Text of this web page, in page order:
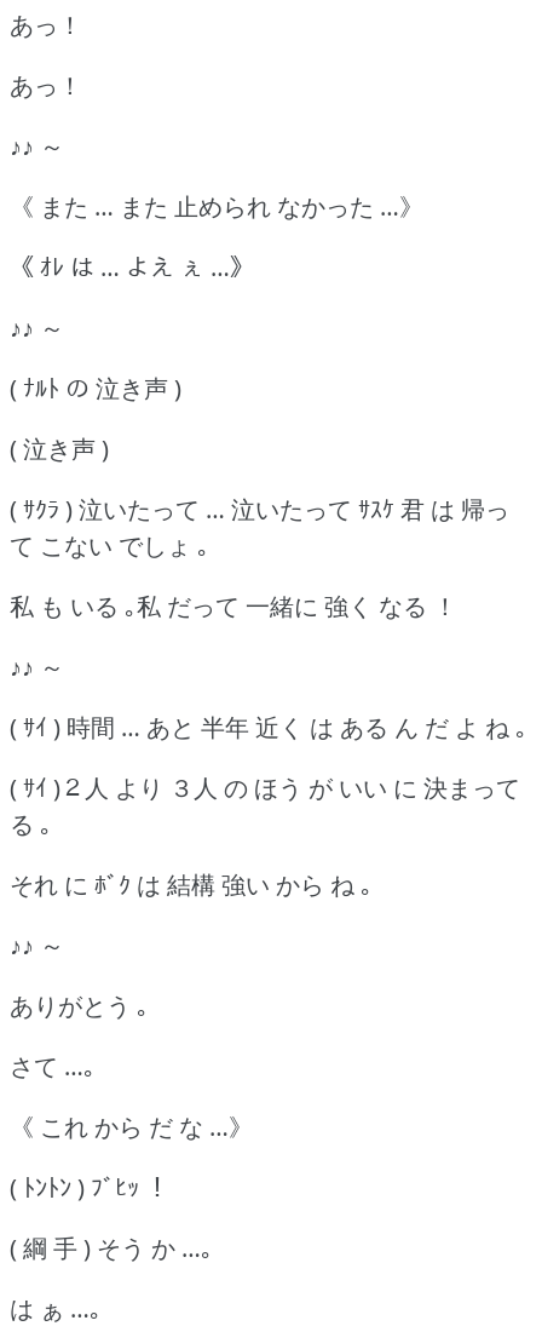
あっ！
あっ！
♪♪ ～
《 また … また 止められ なかった …》
《 ｵﾚ は … よえ ぇ …》
♪♪ ～
( ﾅﾙﾄ の 泣き声 )
( 泣き声 )
( ｻｸﾗ ) 泣いたって … 泣いたって ｻｽｹ 君 は 帰っ
て こない でしょ ｡
私 も いる ｡私 だって 一緒に 強く なる ！
♪♪ ～
( ｻｲ ) 時間 … あと 半年 近く は ある ん だ よ ね ｡
( ｻｲ )２人 より ３人 の ほう が いい に 決まって
る ｡
それ に ﾎﾞｸ は 結構 強い から ね ｡
♪♪ ～
ありがとう ｡
さて …｡
《 これ から だ な …》
( ﾄﾝﾄﾝ ) ﾌﾞﾋｯ ！
( 綱 手 ) そう か …｡
は ぁ …｡